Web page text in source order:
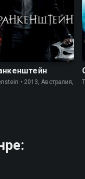
• 2013, Австралия,